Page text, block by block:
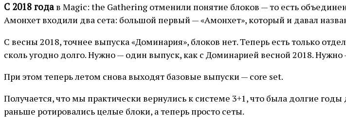
С 2018 годав Magic: the Gathering отменили понятие блоков — то есть
Амонхет входили два сета: большой первый — «Амонхет», который и давал
С весны 2018, точнее выпуска «Доминария», блоков нет. Теперь есть только
сколь угодно долго. Нужно — один выпуск, как с Доминарией весной 2018. Нужно
При этом теперь летом снова выходят базовые выпуски — core set.
Получается, что мы практически вернулись к системе 3+1, что была долгие
раньше ротировались целые блоки, а теперь просто сеты.